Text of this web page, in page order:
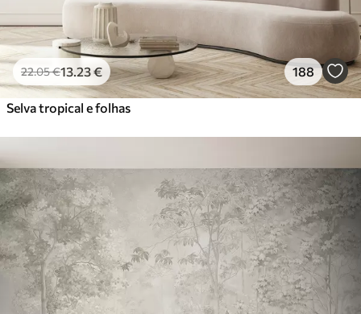
22.05€13 .23€ 188
Selva tropical e folhas